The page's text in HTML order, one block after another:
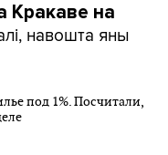
Кракаве на
навошта яны